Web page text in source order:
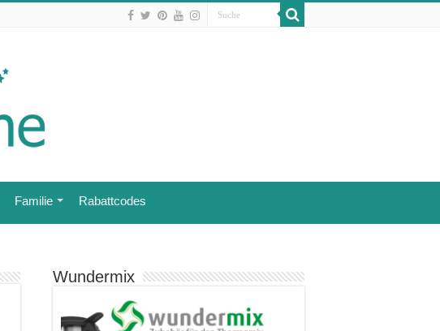
Familie Rabattcodes
Wundermix